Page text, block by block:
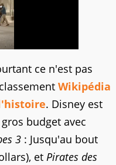
ce n'est pas
Wikipédia
. Disney est
budget avec
3 : Jusqu'au bout
et Pirates des